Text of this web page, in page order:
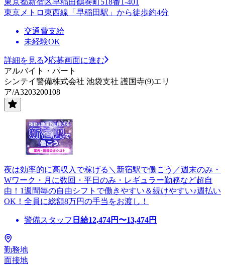
東京メトロ東西線「早稲田駅」から徒歩約4分
交通費支給
未経験OK
詳細を見る
応募画面に進む
アルバイト・パート
シンテイ警備株式会社 池袋支社 護国寺(9)エリ
ア/A3203200108
夜は効率的に高収入で稼げる＼新宿駅で働こう／週末のみ・
Wワーク・月に数回・平日のみ・レギュラー勤務など超自
由！1週間毎の自由シフトで働きやすい＆続けやすい♪週払い
OK！全員に総額8万円の手当をお渡し！
警備スタッフ 日給12,474円〜13,474円
勤務地
面接地